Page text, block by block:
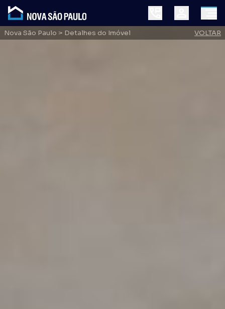
Nova São Paulo > Detalhes do Imóvel VOLTAR